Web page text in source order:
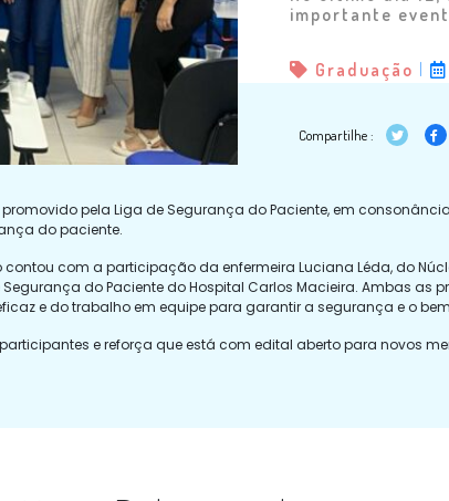
importante
Graduação
Compartilhe :
pela Liga de Segurança do Paciente, em
do paciente.
com a participação da enfermeira Luciana Léda, do
Segurança do Paciente do Hospital Carlos Macieira. Ambas
e do trabalho em equipe para garantir a segurança e o
e reforça que está com edital aberto para novos